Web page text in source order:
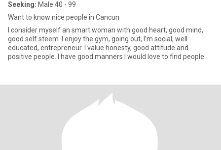
Seeking: Male 40 - 99
Want to know nice people in Cancun
I consider myself an smart woman with good heart, good mind,
good self steem. I enjoy the gym, going out, I’m social, well
educated, entrepreneur. I value honesty, good attitude and
positive people. I have good manners I would love to find people